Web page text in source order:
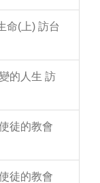
命(上) 訪台
的人生 訪
徒的教會
徒的教會